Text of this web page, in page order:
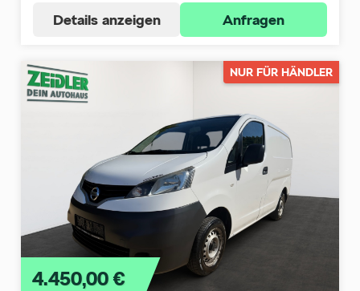
Details anzeigen Anfragen
NUR FÜR HÄNDLER
4.450,00 €